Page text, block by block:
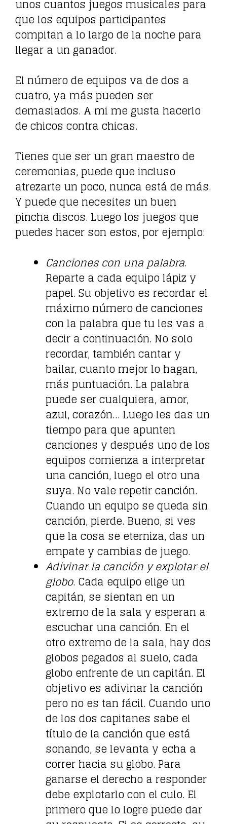
unos cuantos juegos musicales para
que los equipos participantes
compitan a lo largo de la noche para
llegar a un ganador.
El número de equipos va de dos a
cuatro, ya más pueden ser
demasiados. A mi me gusta hacerlo
de chicos contra chicas.
Tienes que ser un gran maestro de
ceremonias, puede que incluso
atrezarte un poco, nunca está de más.
Y puede que necesites un buen
pincha discos. Luego los juegos que
puedes hacer son estos, por ejemplo:
Canciones con una palabra.
Reparte a cada equipo lápiz y
papel. Su objetivo es recordar el
máximo número de canciones
con la palabra que tu les vas a
decir a continuación. No solo
recordar, también cantar y
bailar, cuanto mejor lo hagan,
más puntuación. La palabra
puede ser cualquiera, amor,
azul, corazón… Luego les das un
tiempo para que apunten
canciones y después uno de los
equipos comienza a interpretar
una canción, luego el otro una
suya. No vale repetir canción.
Cuando un equipo se queda sin
canción, pierde. Bueno, si ves
que la cosa se eterniza, das un
empate y cambias de juego.
Adivinar la canción y explotar el
globo. Cada equipo elige un
capitán, se sientan en un
extremo de la sala y esperan a
escuchar una canción. En el
otro extremo de la sala, hay dos
globos pegados al suelo, cada
globo enfrente de un capitán. El
objetivo es adivinar la canción
pero no es tan fácil. Cuando uno
de los dos capitanes sabe el
título de la canción que está
sonando, se levanta y echa a
correr hacia su globo. Para
ganarse el derecho a responder
debe explotarlo con el culo. El
primero que lo logre puede dar